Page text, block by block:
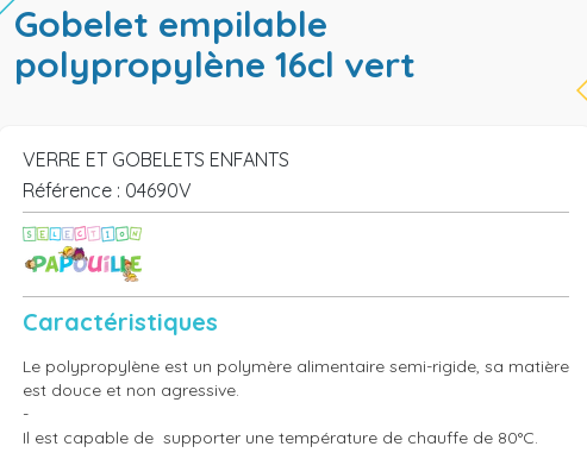
gobelet empilable
polypropylène 16cl vert
VERRE ET GOBELETS ENFANTS
Référence : 04690V
Caractéristiques
Le polypropylène est un polymère alimentaire semi-rigide, sa matière
est douce et non agressive.
-
Il est capable de  supporter une température de chauffe de 80°C.